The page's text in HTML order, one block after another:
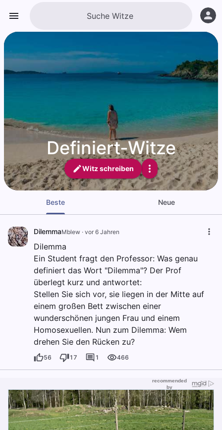
Definiert-Witze
Witz schreiben
Beste Neue
DilemmaMblew · vor 6 Jahren
Dilemma
Ein Student fragt den Professor: Was genau
definiert das Wort "Dilemma"? Der Prof
überlegt kurz und antwortet:
Stellen Sie sich vor, sie liegen in der Mitte auf
einem großen Bett zwischen einer
wunderschönen jungen Frau und einem
Homosexuellen. Nun zum Dilemma: Wem
drehen Sie den Rücken zu?
56 17 1 466